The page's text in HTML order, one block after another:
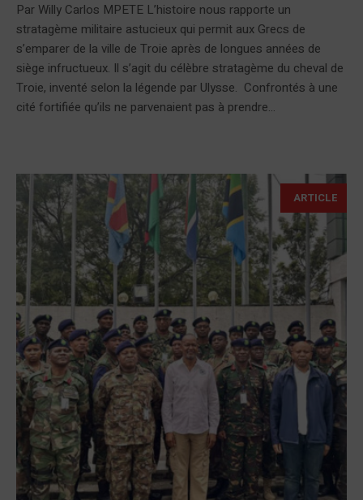
Par Willy Carlos MPETE L’histoire nous rapporte un
stratagème militaire astucieux qui permit aux Grecs de
s’emparer de la ville de Troie après de longues années de
siège infructueux. Il s’agit du célèbre stratagème du cheval de
Troie, inventé selon la légende par Ulysse. Confrontés à une
cité fortifiée qu’ils ne parvenaient pas à prendre...
ARTICLE